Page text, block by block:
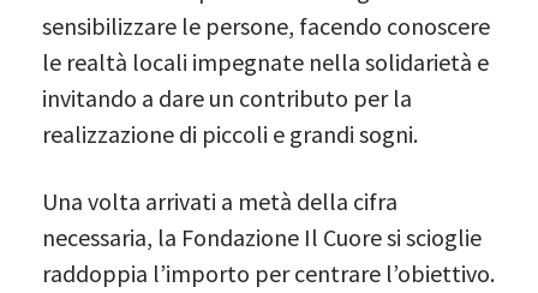
sensibilizzare le persone, facendo conoscere
le realtà locali impegnate nella solidarietà e
invitando a dare un contributo per la
realizzazione di piccoli e grandi sogni.
Una volta arrivati a metà della cifra
necessaria, la Fondazione Il Cuore si scioglie
raddoppia l’importo per centrare l’obiettivo.